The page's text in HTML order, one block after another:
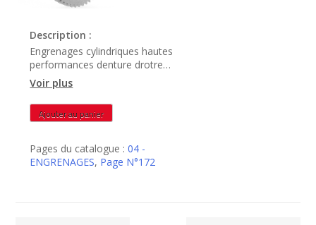
Description :
Engrenages cylindriques hautes
performances denture drotre
rectifiée – MIN412
Voir plus
quantité
de
Ajouter au panier
Pages du catalogue :04 -
ENGRENAGES, Page N°172